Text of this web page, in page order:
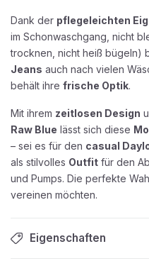
Dank der pflegeleichten
im Schonwaschgang, nicht
trocknen, nicht heiß bügeln)
Jeans auch nach vielen
behält ihre frische Optik.
Mit ihrem zeitlosen Design
Raw Blue lässt sich diese
– sei es für den casual
als stilvolles Outfit für den
und Pumps. Die perfekte
vereinen möchten.
Eigenschaften